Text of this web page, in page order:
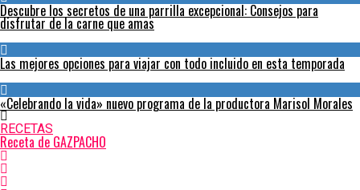
Descubre los secretos de una parrilla excepcional: Consejos para
disfrutar de la carne que amas
Las mejores opciones para viajar con todo incluido en esta temporada
«Celebrando la vida» nuevo programa de la productora Marisol Morales
RECETAS
Receta de GAZPACHO